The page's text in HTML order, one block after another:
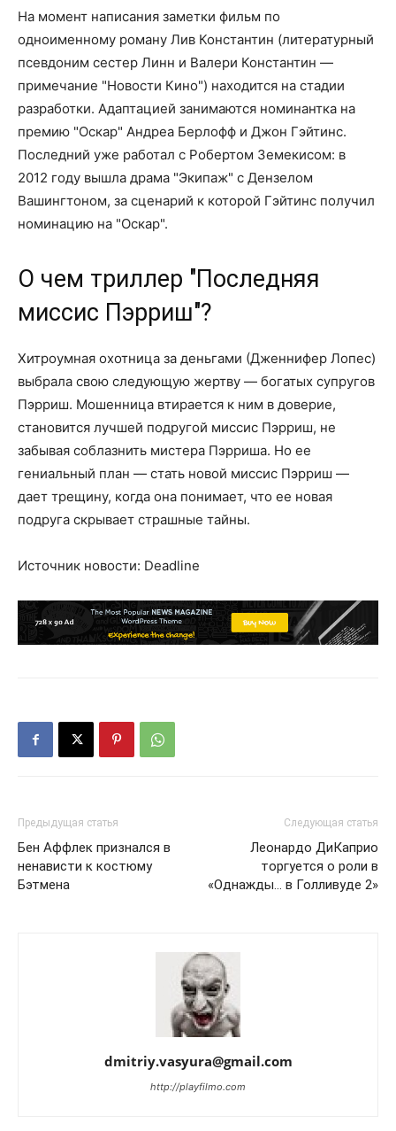
На момент написания заметки фильм по
одноименному роману Лив Константин (литературный
псевдоним сестер Линн и Валери Константин —
примечание "Новости Кино") находится на стадии
разработки. Адаптацией занимаются номинантка на
премию "Оскар" Андреа Берлофф и Джон Гэйтинс.
Последний уже работал с Робертом Земекисом: в
2012 году вышла драма "Экипаж" с Дензелом
Вашингтоном, за сценарий к которой Гэйтинс получил
номинацию на "Оскар".
О чем триллер "Последняя
миссис Пэрриш"?
Хитроумная охотница за деньгами (Дженнифер Лопес)
выбрала свою следующую жертву — богатых супругов
Пэрриш. Мошенница втирается к ним в доверие,
становится лучшей подругой миссис Пэрриш, не
забывая соблазнить мистера Пэрриша. Но ее
гениальный план — стать новой миссис Пэрриш —
дает трещину, когда она понимает, что ее новая
подруга скрывает страшные тайны.
Источник новости: Deadline
Предыдущая статья
Бен Аффлек признался в
ненависти к костюму
Бэтмена
Следующая статья
Леонардо ДиКаприо
торгуется о роли в
«Однажды… в Голливуде 2»
dmitriy.vasyura@gmail.com
http://playfilmo.com